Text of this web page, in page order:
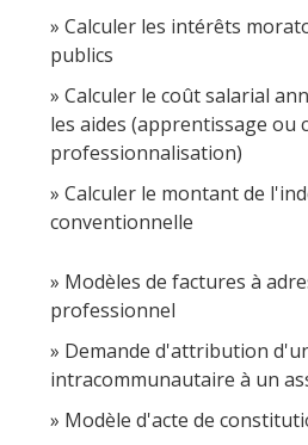
Calculer les intérêts
publics
Calculer le coût salarial
les aides (apprentissage ou
professionnalisation)
Calculer le montant de
conventionnelle
Modèles de factures à
professionnel
Demande d'attribution
intracommunautaire à un
Modèle d'acte de